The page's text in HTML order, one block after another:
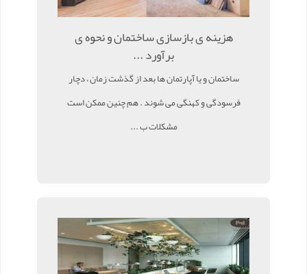
هزینه ی بازسازی ساختمان و نحوه ی
برآورد ...
ساختمان و یا آپارتمان ها بعد از گذشت زمان ، دچار
فرسودگی و کهنگی می شوند . هم چنین ممکن است
مشکلات ب ...